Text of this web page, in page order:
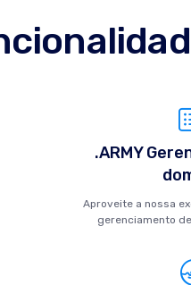
.ARMY
Aproveite a nossa
gerenciamento